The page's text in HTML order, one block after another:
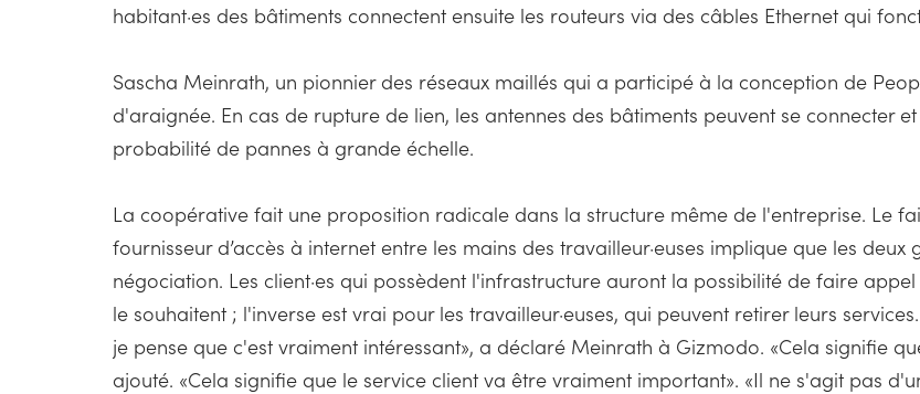
habitant·es des bâtiments connectent ensuite les routeurs via des câbles Ethernet qui
Sascha Meinrath, un pionnier des réseaux maillés qui a participé à la conception de
d'araignée. En cas de rupture de lien, les antennes des bâtiments peuvent se connecter
probabilité de pannes à grande échelle.
La coopérative fait une proposition radicale dans la structure même de l'entreprise. Le
fournisseur d’accès à internet entre les mains des travailleur·euses implique que les
négociation. Les client·es qui possèdent l'infrastructure auront la possibilité de faire
le souhaitent ; l'inverse est vrai pour les travailleur·euses, qui peuvent retirer leurs
je pense que c'est vraiment intéressant», a déclaré Meinrath à Gizmodo. «Cela signifie
ajouté. «Cela signifie que le service client va être vraiment important». «Il ne s'agit pas